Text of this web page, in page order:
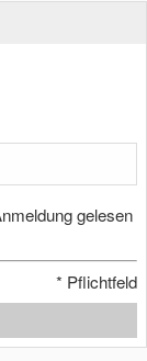
gelesen
* Pflichtfeld